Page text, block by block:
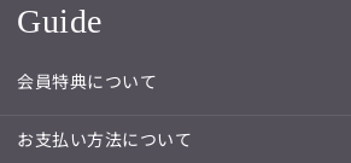
Guide
会員特典について
お支払い方法について